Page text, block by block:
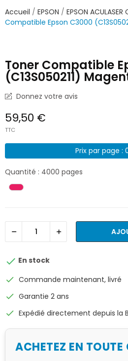
Accueil EPSON EPSON
Compatible Epson C3000
Toner Compatible
(C13S050211)
Donnez votre avis
59,50 €
TTC
Prix par page :
Quantité : 4000 pages
 En stock
check Commande maintenant, livré
check Garantie 2 ans
check Expédié directement depuis la
ACHETEZ EN